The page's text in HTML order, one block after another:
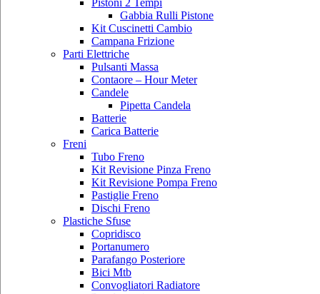
Gabbia Rulli Pistone
Kit Cuscinetti Cambio
Campana Frizione
Parti Elettriche
Pulsanti Massa
Contaore – Hour Meter
Candele
Pipetta Candela
Batterie
Carica Batterie
Freni
Tubo Freno
Kit Revisione Pinza Freno
Kit Revisione Pompa Freno
Pastiglie Freno
Dischi Freno
Plastiche Sfuse
Copridisco
Portanumero
Parafango Posteriore
Bici Mtb
Convogliatori Radiatore